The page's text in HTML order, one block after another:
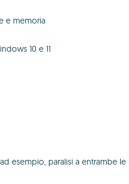
e memoria
10 e 11
esempio, paralisi a entrambe le